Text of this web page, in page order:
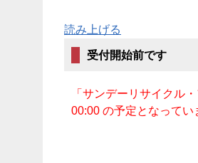
読み上げる
受付開始前です
「サンデーリサイク
00:00 の予定となってい